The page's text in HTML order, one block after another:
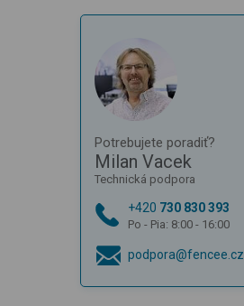
Potrebujete poradiť?
Milan Vacek
Technická podpora
+420 730 830 393
Po - Pia: 8:00 - 16:00
podpora@fencee.cz